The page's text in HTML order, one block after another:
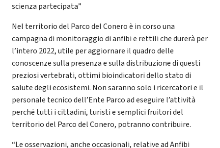
scienza partecipata”
Nel territorio del Parco del Conero è in corso una
campagna di monitoraggio di anfibi e rettili che durerà per
l’intero 2022, utile per aggiornare il quadro delle
conoscenze sulla presenza e sulla distribuzione di questi
preziosi vertebrati, ottimi bioindicatori dello stato di
salute degli ecosistemi. Non saranno solo i ricercatori e il
personale tecnico dell’Ente Parco ad eseguire l’attività
perché tutti i cittadini, turisti e semplici fruitori del
territorio del Parco del Conero, potranno contribuire.
“Le osservazioni, anche occasionali, relative ad Anfibi